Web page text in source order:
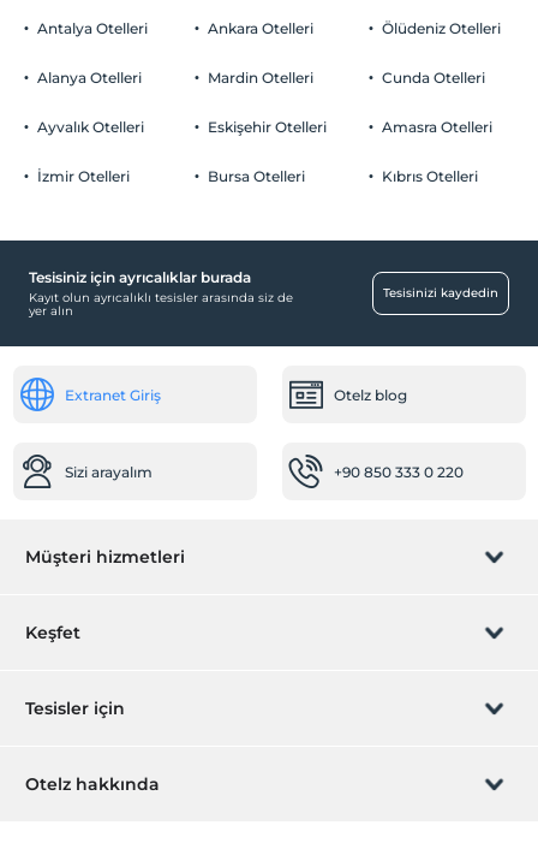
Hastaneye kolay ulaşım (15 dakika)
Öne Çıkan Özellikler
2 yaşına kadar olan bebekler ücretsizdir.
Antalya Otelleri
Alanya Otelleri
Ayvalık Otelleri
İzmir Otelleri
Ankara Otelleri
Mardin Otelleri
Eskişehir Otelleri
Bursa Otelleri
Ölüdeniz Otelleri
Cunda Otelleri
Amasra Otelleri
Kıbrıs Otelleri
Tesisiniz için ayrıcalıklar burada
Kayıt olun ayrıcalıklı tesisler arasında siz de
yer alın
Tesisinizi kaydedin
Extranet Giriş Otelz blog
Sizi arayalım +90 850 333 0 220
Müşteri hizmetleri
Rezervasyon yönet
Keşfet
Hediye Kart
Tesisler için
Hemen tesisinizi ekleyin
Otelz hakkında